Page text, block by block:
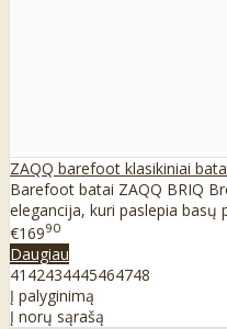
ZAQQ barefoot klasikiniai
Barefoot batai ZAQQ BRIQ
elegancija, kuri paslepia basų
€16990
Daugiau
41 42434445464748
Į palyginimą
Į norų sąrašą